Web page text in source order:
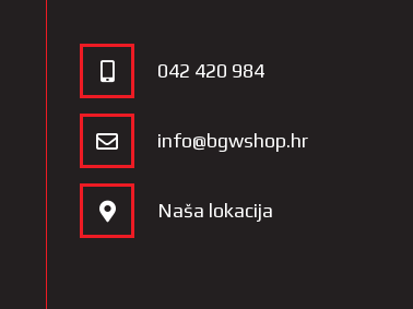
042 420 984
info@bgwshop.hr
Naša lokacija